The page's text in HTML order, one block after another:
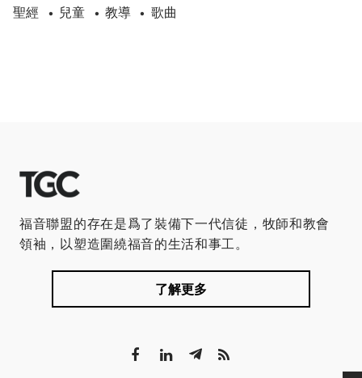
聖經 • 兒童 • 教導 • 歌曲
福音聯盟的存在是爲了裝備下一代信徒，牧師和教會
領袖，以塑造圍繞福音的生活和事工。
了解更多